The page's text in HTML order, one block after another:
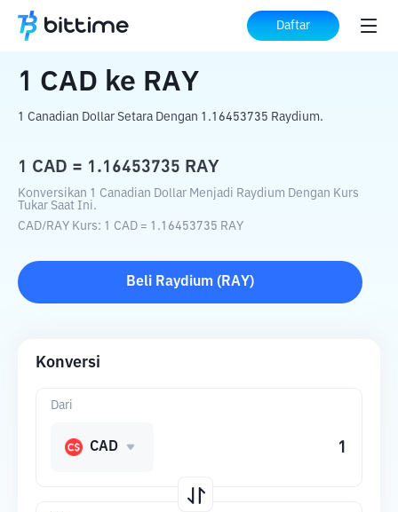
Daftar
Beranda Konverter Kripto ke RAY
1 CAD ke RAY
1 Canadian Dollar Setara Dengan 1.16453735 Raydium.
1 CAD = 1.16453735 RAY
Konversikan 1 Canadian Dollar Menjadi Raydium Dengan Kurs
Tukar Saat Ini.
CAD/RAY Kurs: 1 CAD = 1.16453735 RAY
Beli Raydium ( RAY)
Konversi
Dari
CAD